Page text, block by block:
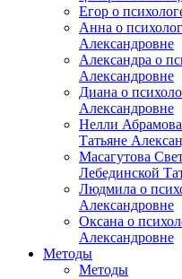
Егор о
Анна о
Александровне
Александра о
Александровне
Диана о
Александровне
Нелли
Татьяне
Масагутова
Лебединской
Людмила о
Александровне
Оксана о
Александровне
Методы
Методы